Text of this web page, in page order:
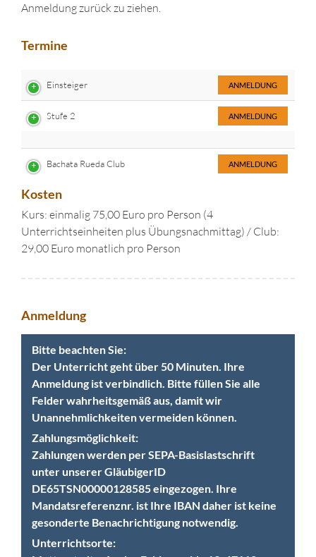
Anmeldung zurück zu ziehen.
Termine
Einsteiger ANMELDUNG
Stufe 2 ANMELDUNG
Bachata Rueda Club ANMELDUNG
Kosten
Kurs: einmalig 75,00 Euro pro Person (4
Unterrichtseinheiten plus Übungsnachmittag) / Club:
29,00 Euro monatlich pro Person
Anmeldung
Bitte beachten Sie:
Der Unterricht geht über 50 Minuten. Ihre
Anmeldung ist verbindlich. Bitte füllen Sie alle
Felder wahrheitsgemäß aus, damit wir
Unannehmlichkeiten vermeiden können.
Zahlungsmöglichkeit:
Zahlungen werden per SEPA-Basislastschrift
unter unserer GläubigerID
DE65TSN00000128585 eingezogen. Ihre
Mandatsreferenznr. ist Ihre IBAN daher ist keine
gesonderte Benachrichtigung notwendig.
Unterrichtsorte: